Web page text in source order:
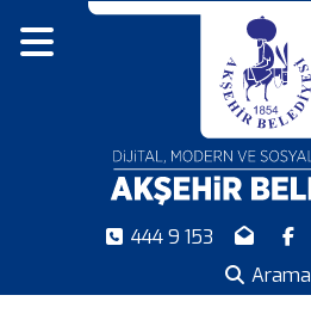
444 9 153
Arama